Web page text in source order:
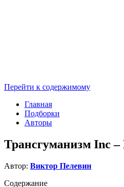
Перейти к содержимому
Главная
Подборки
Авторы
Трансгуманизм Inc
Автор: Виктор Пелевин
Содержание